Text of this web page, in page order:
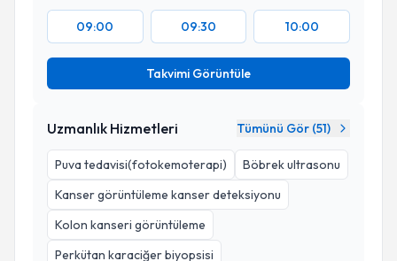
09:00 09:30 10:00
Takvimi Görüntüle
Uzmanlık Hizmetleri Tümünü Gör (51)
Puva tedavisi(fotokemoterapi)
Böbrek ultrasonu
Kanser görüntüleme kanser deteksiyonu
Kolon kanseri görüntüleme
Perkütan karaciğer biyopsisi